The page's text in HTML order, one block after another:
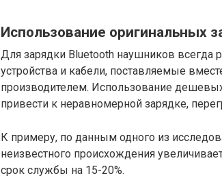
Использование оригинальных
Для зарядки Bluetooth наушников всегда
устройства и кабели, поставляемые
производителем. Использование
привести к неравномерной зарядке,
К примеру, по данным одного из
неизвестного происхождения
срок службы на 15-20%.